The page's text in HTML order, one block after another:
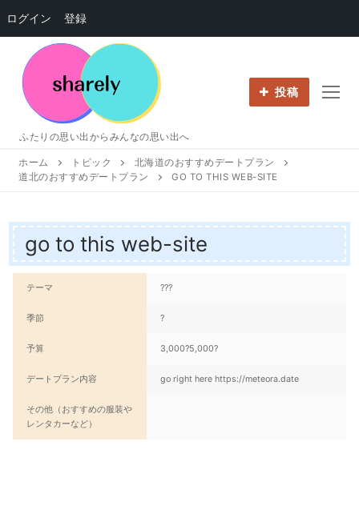
ログイン 登録
プ
ふたりの思い出からみんなの思い出へ
投稿
ホーム トピック
北海道のおすすめデートプラン
道北のおすすめデートプラン
GO TO THIS WEB-SITE
go to this web-site
テーマ ???
季節 ?
予算 3,000?5,000?
デートプラン内容 go right here https://meteora.date
その他（おすすめの服装や
レンタカーなど）